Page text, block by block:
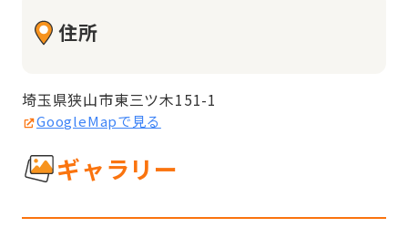
住所
埼玉県狭山市東三ツ木151-1
GoogleMapで見る
ギャラリー